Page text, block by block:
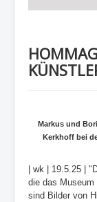
Markus und
Kerkhoff bei
| wk | 19.5.25 |
die das
sind Bilder von